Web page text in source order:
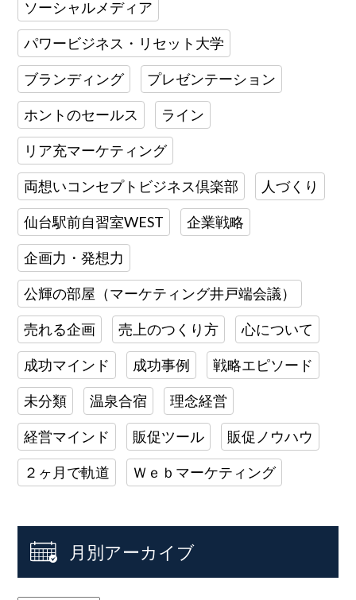
ソーシャルメディア
パワービジネス・リセット大学
ブランディング プレゼンテーション
ホントのセールス ライン
リア充マーケティング
両想いコンセプトビジネス倶楽部 人づくり
仙台駅前自習室WEST 企業戦略
企画力・発想力
公輝の部屋（マーケティング井戸端会議）
売れる企画 売上のつくり方 心について
成功マインド 成功事例 戦略エピソード
未分類 温泉合宿 理念経営
経営マインド 販促ツール 販促ノウハウ
２ヶ月で軌道 Ｗｅｂマーケティング
月別アーカイブ